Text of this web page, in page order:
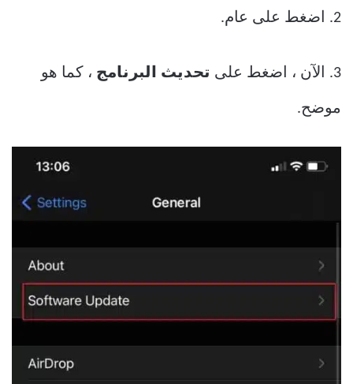
2. اضغط على عام.
3. الآن ، اضغط على تحديث البرنامج ، كما هو
موضح.